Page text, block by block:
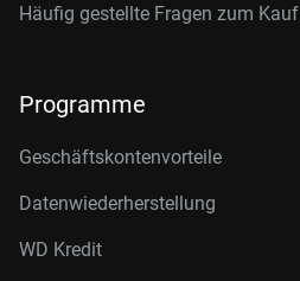
Häufig gestellte Fragen zum Kauf
Programme
Geschäftskontenvorteile
Datenwiederherstellung
WD Kredit